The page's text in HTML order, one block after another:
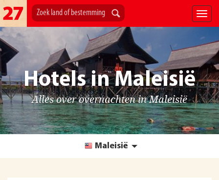
Hotels in Maleisië
Alles over overnachten in Maleisië
Maleisië